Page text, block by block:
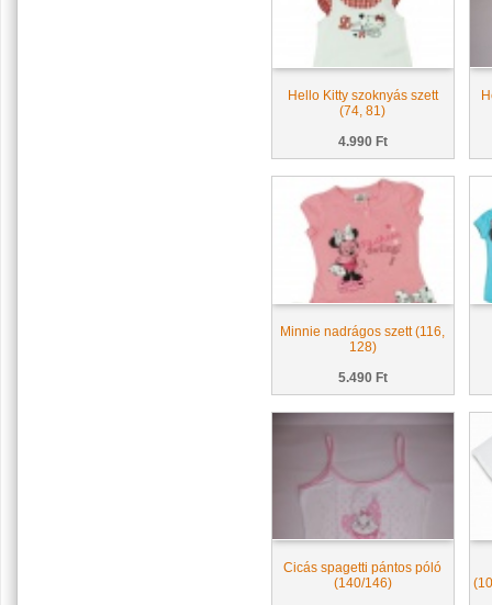
Hello Kitty szoknyás szett
(74, 81)
4.990 Ft
Minnie nadrágos szett (116,
128)
5.490 Ft
Cicás spagetti pántos póló
(140/146)